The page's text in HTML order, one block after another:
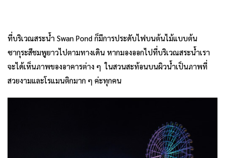
ที่บริเวณสระน้ำ Swan Pond ก็มีการประดับไฟบนต้นไม้แบบต้น
ซากุระสีชมพูยาวไปตามทางเดิน หากมองออกไปที่บริเวณสระน้ำเรา
จะได้เห็นภาพของอาคารต่าง ๆ ในสวนสะท้อนบนผิวน้ำเป็นภาพที่
สวยงามและโรแมนติกมาก ๆ ค่ะทุกคน